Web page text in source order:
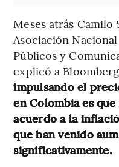
Meses atrás Camilo
Asociación
Públicos y
explicó a
impulsando el
en Colombia es
acuerdo a la
que han venido
significativamente.